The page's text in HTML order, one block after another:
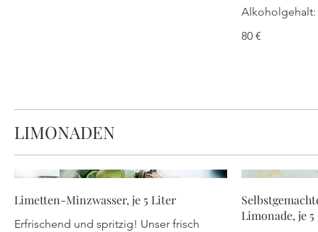
Alkoholgehalt:
80 €
LIMONADEN
Limetten-Minzwasser, je 5 Liter
Erfrischend und spritzig! Unser frisch
Limonade, je